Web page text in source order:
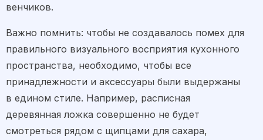
венчиков.
Важно помнить: чтобы не создавалось помех для
правильного визуального восприятия кухонного
пространства, необходимо, чтобы все
принадлежности и аксессуары были выдержаны
в едином стиле. Например, расписная
деревянная ложка совершенно не будет
смотреться рядом с щипцами для сахара,